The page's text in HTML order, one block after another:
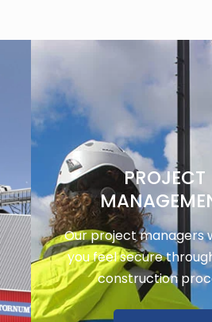
PROJECT
Our project managers
you feel secure
construction